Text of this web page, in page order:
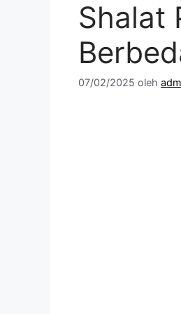
Shalat
07/02/2025 oleh